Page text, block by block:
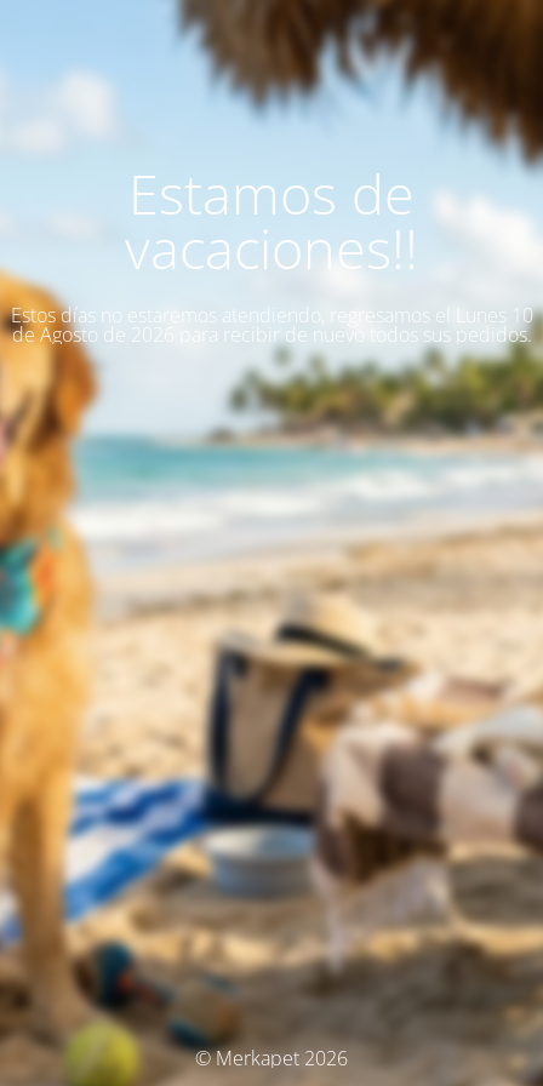
Estamos de
vacaciones!!
Estos días no estaremos atendiendo, regresamos el Lunes 10
de Agosto de 2026 para recibir de nuevo todos sus pedidos.
© Merkapet 2026